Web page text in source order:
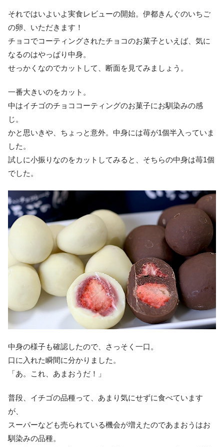
それではいよいよ実食レビューの開始。伊都きんぐのいちご
の卵、いただきます！
チョコでコーティングされたチョコのお菓子といえば、気に
なるのはやっぱり中身。
せっかくなのでカットして、断面を見てみましょう。
一番大きいのをカット。
中はイチゴのチョココーティングのお菓子にお馴染みの感
じ。
かと思いきや、ちょっと意外。中身には苺が1個半入っていま
した。
試しに小振りなのをカットしてみると、そちらの中身は苺1個
でした。
中身の様子も確認したので、さっそく一口。
口に入れた瞬間に分かりました。
「あ。これ、あまおうだ！」
普段、イチゴの品種って、あまり気にせずに食べています
が、
スーパーなども売られている機会が増えたのであまおうはお
馴染みの品種。